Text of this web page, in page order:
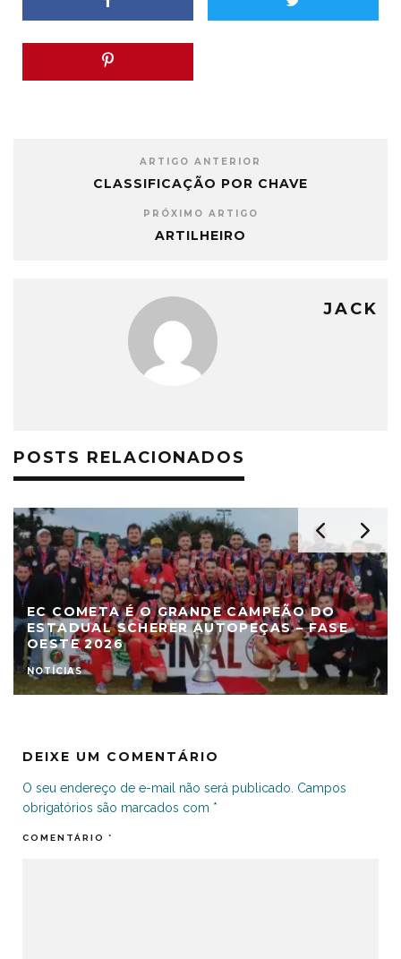
ARTIGO ANTERIOR
CLASSIFICAÇÃO POR CHAVE
PRÓXIMO ARTIGO
ARTILHEIRO
JACK
POSTS RELACIONADOS
EC COMETA É O GRANDE CAMPEÃO DO
ESTADUAL SCHERER AUTOPEÇAS – FASE
OESTE 2026
NOTÍCIAS
DEIXE UM COMENTÁRIO
O seu endereço de e-mail não será publicado. Campos
obrigatórios são marcados com *
COMENTÁRIO *